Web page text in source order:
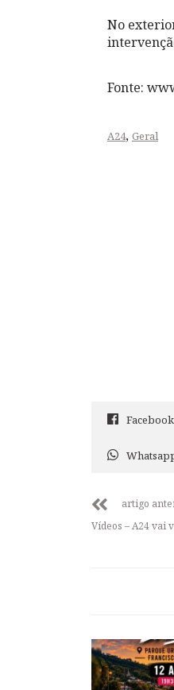
No
Fonte:
A24, Geral
Facebook
artigo
Vídeos – A24 vai